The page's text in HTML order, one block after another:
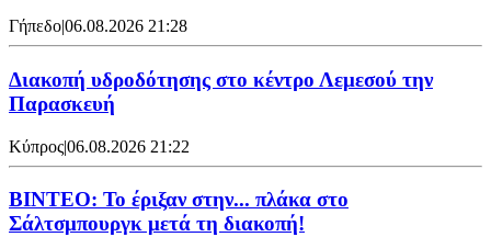
Γήπεδο|06.08.2026 21:28
Διακοπή υδροδότησης στο κέντρο Λεμεσού την
Παρασκευή
Κύπρος|06.08.2026 21:22
ΒΙΝΤΕΟ: Το έριξαν στην... πλάκα στο
Σάλτσμπουργκ μετά τη διακοπή!